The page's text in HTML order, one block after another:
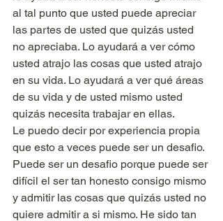
al tal punto que usted puede apreciar
las partes de usted que quizás usted
no apreciaba. Lo ayudará a ver cómo
usted atrajo las cosas que usted atrajo
en su vida. Lo ayudará a ver qué áreas
de su vida y de usted mismo usted
quizás necesita trabajar en ellas.
Le puedo decir por experiencia propia
que esto a veces puede ser un desafio.
Puede ser un desafio porque puede ser
difícil el ser tan honesto consigo mismo
y admitir las cosas que quizás usted no
quiere admitir a si mismo. He sido tan